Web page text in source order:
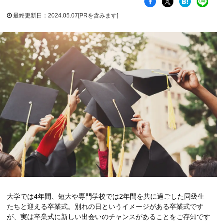
最終更新日：2024.05.07[PRを含みます]
大学では4年間、短大や専門学校では2年間を共に過ごした同級生
たちと迎える卒業式。別れの日というイメージがある卒業式です
が、実は卒業式に新しい出会いのチャンスがあることをご存知です